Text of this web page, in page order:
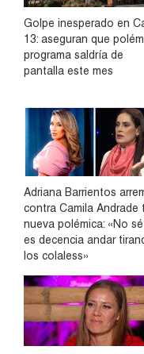
Golpe inesperado en
13: aseguran que
programa saldría de
pantalla este mes
Adriana Barrientos
contra Camila Andrade
nueva polémica: «No
es decencia andar
los colaless»